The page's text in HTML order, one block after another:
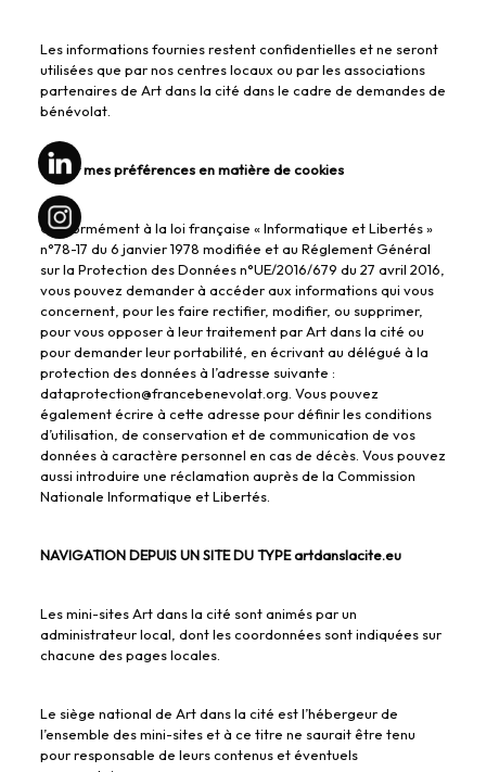
Les informations fournies restent confidentielles et ne seront
utilisées que par nos centres locaux ou par les associations
partenaires de Art dans la cité dans le cadre de demandes de
bénévolat.
Gérer mes préférences en matière de cookies
Conformément à la loi française « Informatique et Libertés »
n°78-17 du 6 janvier 1978 modifiée et au Réglement Général
sur la Protection des Données n°UE/2016/679 du 27 avril 2016,
vous pouvez demander à accéder aux informations qui vous
concernent, pour les faire rectifier, modifier, ou supprimer,
pour vous opposer à leur traitement par Art dans la cité ou
pour demander leur portabilité, en écrivant au délégué à la
protection des données à l’adresse suivante :
dataprotection@francebenevolat.org. Vous pouvez
également écrire à cette adresse pour définir les conditions
d’utilisation, de conservation et de communication de vos
données à caractère personnel en cas de décès. Vous pouvez
aussi introduire une réclamation auprès de la Commission
Nationale Informatique et Libertés.
NAVIGATION DEPUIS UN SITE DU TYPE artdanslacite.eu
Les mini-sites Art dans la cité sont animés par un
administrateur local, dont les coordonnées sont indiquées sur
chacune des pages locales.
Le siège national de Art dans la cité est l’hébergeur de
l’ensemble des mini-sites et à ce titre ne saurait être tenu
pour responsable de leurs contenus et éventuels